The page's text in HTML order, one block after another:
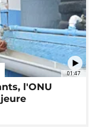
01:47
l'ONU